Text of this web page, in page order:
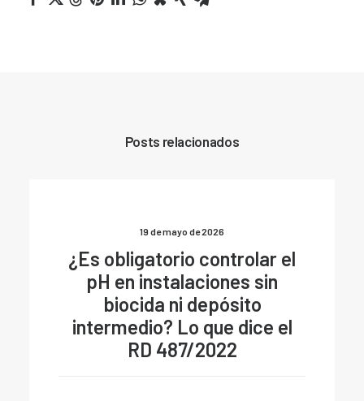
Posts relacionados
19 de mayo de 2026
¿Es obligatorio controlar el
pH en instalaciones sin
biocida ni depósito
intermedio? Lo que dice el
RD 487/2022